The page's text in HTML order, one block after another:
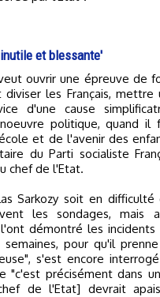
et blessante'
les Français, mettre
d'une cause
politique, quand il
et de l'avenir des
du Parti socialiste
chef de l'Etat.
Sarkozy soit en difficulté
les sondages, mais
démontré les incidents
pour qu'il
s'est encore
"c'est précisément dans
de l'Etat] devrait